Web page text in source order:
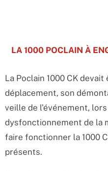
LA 1000 POCLAIN À
La Poclain 1000 CK
déplacement, son
veille de l’événement,
dysfonctionnement de la
faire fonctionner la 1000
présents.